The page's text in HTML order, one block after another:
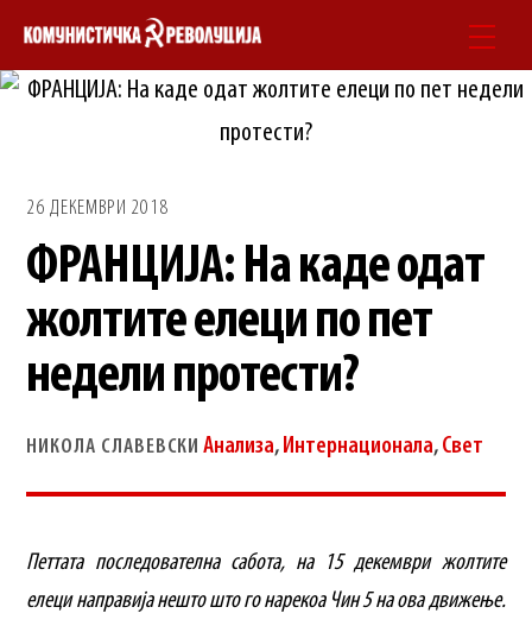
Skip
content
26 ДЕКЕМВРИ 2018
ФРАНЦИЈА: На каде одат
жолтите елеци по пет
недели протести?
НИКОЛА СЛАВЕВСКИ Анализа,Интернационала,Свет
Петтата последователна сабота, на 15 декември жолтите
елеци направија нешто што го нарекоа Чин 5 на ова движење.